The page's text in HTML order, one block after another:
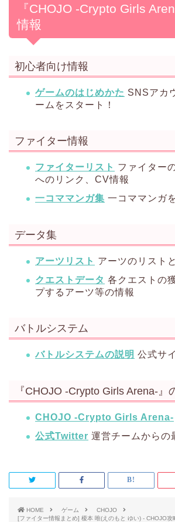
『CHOJO -Crypto Girls
情報
初心者向け情報
ゲームのはじめかた SNSアカ
ームをスタート！
ファイター情報
ファイターリスト ファイター
へのリンク、CV情報
一コママンガ集 一コママンガ
データ集
アーツリスト アーツのリスト
クエストデータ 各クエストの
プするアーツ等の情報
バトルシステム
バトルシステムの説明 公式サ
『CHOJO -Crypto Girls Arena-』
CHOJO -Crypto Girls Arena-
公式Twitter 運営チームからの
HOME ゲーム
CHOJO
[ファイター情報まとめ] 榎本 唯(えのもと ゆい) - CHOJO攻